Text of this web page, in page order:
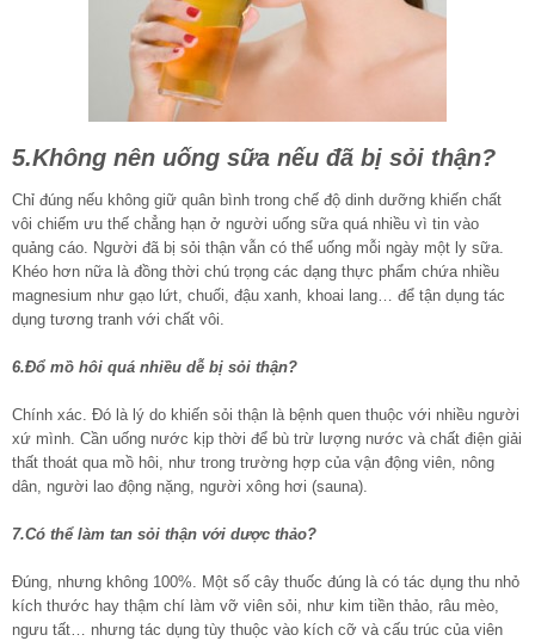
5.Không nên uống sữa nếu đã bị sỏi thận?
Chỉ đúng nếu không giữ quân bình trong chế độ dinh dưỡng khiến chất
vôi chiếm ưu thế chẳng hạn ở người uống sữa quá nhiều vì tin vào
quảng cáo. Người đã bị sỏi thận vẫn có thể uống mỗi ngày một ly sữa.
Khéo hơn nữa là đồng thời chú trọng các dạng thực phẩm chứa nhiều
magnesium như gạo lứt, chuối, đậu xanh, khoai lang… để tận dụng tác
dụng tương tranh với chất vôi.
6.Đổ mồ hôi quá nhiều dễ bị sỏi thận?
Chính xác. Đó là lý do khiến sỏi thận là bệnh quen thuộc với nhiều người
xứ mình. Cần uống nước kịp thời để bù trừ lượng nước và chất điện giải
thất thoát qua mồ hôi, như trong trường hợp của vận động viên, nông
dân, người lao động nặng, người xông hơi (sauna).
7.Có thể làm tan sỏi thận với dược thảo?
Đúng, nhưng không 100%. Một số cây thuốc đúng là có tác dụng thu nhỏ
kích thước hay thậm chí làm vỡ viên sỏi, như kim tiền thảo, râu mèo,
ngưu tất… nhưng tác dụng tùy thuộc vào kích cỡ và cấu trúc của viên